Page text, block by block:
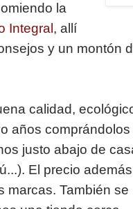
la
Integral , allí
y un montón
calidad,
años
justo abajo de
El precio
marcas. También